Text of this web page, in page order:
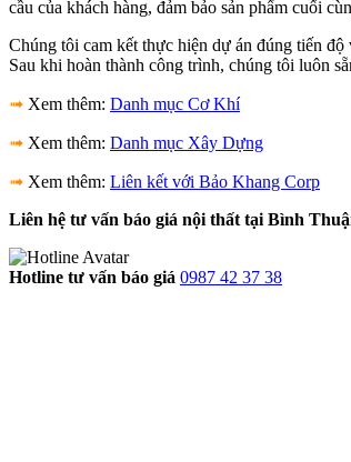
cầu của khách hàng, đảm bảo sản phẩm cuối
Chúng tôi cam kết thực hiện dự án đúng tiến
Sau khi hoàn thành công trình, chúng tôi luôn
➟ Xem thêm: Danh mục Cơ Khí
➟ Xem thêm: Danh mục Xây Dựng
➟ Xem thêm: Liên kết với Bảo Khang Corp
Liên hệ tư vấn báo giá nội thất tại Bình
Hotline tư vấn báo giá 0987 42 37 38